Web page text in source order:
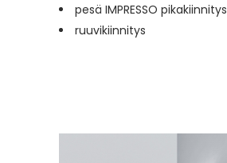
pesä IMPRESSO pikakiinnitys
ruuvikiinnitys